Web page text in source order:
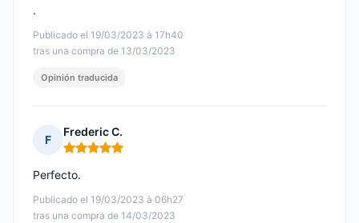
Publicado el 19/03/2023 à 17h40
tras una compra de 13/03/2023
.
Opinión traducida
F
Frederic C.
Nota: 5 de 5
Publicado el 19/03/2023 à 06h27
tras una compra de 14/03/2023
Perfecto.